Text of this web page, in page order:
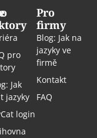
Pro
firmy
Blog: Jak na
jazyky ve
firmě
Kontakt
FAQ
pro
Jak
jazyky
login